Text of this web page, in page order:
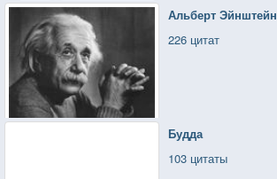
Альберт Эйнштейн
226 цитат
Будда
103 цитаты